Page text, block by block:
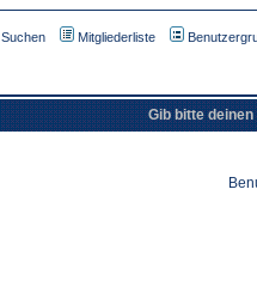
Suchen Mitgliederliste
Gib bitte